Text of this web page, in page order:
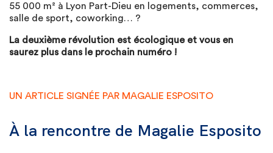
55 000 m² à Lyon Part-Dieu en logements, commerces,
salle de sport, coworking… ?
La deuxième révolution est écologique et vous en
saurez plus dans le prochain numéro !
UN ARTICLE SIGNÉE PAR MAGALIE ESPOSITO
À la rencontre de Magalie Esposito